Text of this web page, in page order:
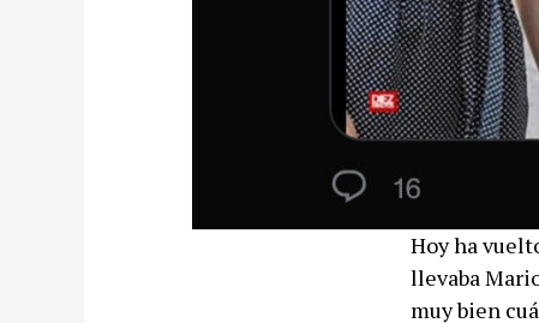
Hoy ha
llevaba
muy bien